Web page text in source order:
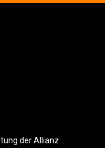
der Allianz